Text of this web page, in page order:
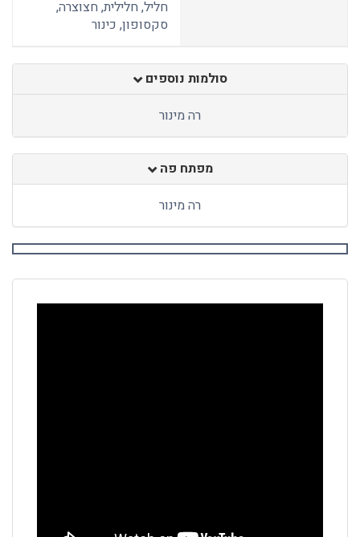
חליל, חלילית, חצוצרה,
סקסופון, כינור
סולמות נוספים
רה מינור
מפתח פה
רה מינור